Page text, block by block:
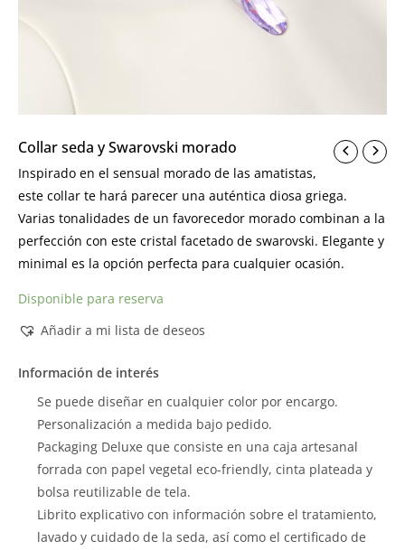
Collar seda y Swarovski morado
Inspirado en el sensual morado de las amatistas,
este collar te hará parecer una auténtica diosa griega.
Varias tonalidades de un favorecedor morado combinan a la
perfección con este cristal facetado de swarovski. Elegante y
minimal es la opción perfecta para cualquier ocasión.
Disponible para reserva
Añadir a mi lista de deseos
Información de interés
Se puede diseñar en cualquier color por encargo.
Personalización a medida bajo pedido.
Packaging Deluxe que consiste en una caja artesanal
forrada con papel vegetal eco-friendly, cinta plateada y
bolsa reutilizable de tela.
Librito explicativo con información sobre el tratamiento,
lavado y cuidado de la seda, así como el certificado de